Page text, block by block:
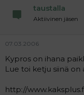
taustalla
Aktiivinen jäsen
07.03.2006
Kypros on ihana
Lue toi ketju siinä on
http://